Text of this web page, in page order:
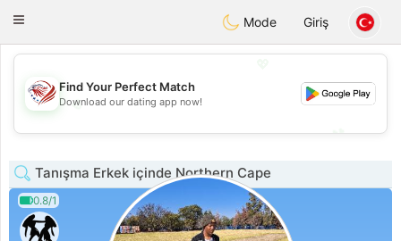
Dating
Toggle
Mode Giriş
💖
💕
Find Your Perfect Match
Download our dating app now!
Tanışma Erkek içinde Northern Cape
0.8/1